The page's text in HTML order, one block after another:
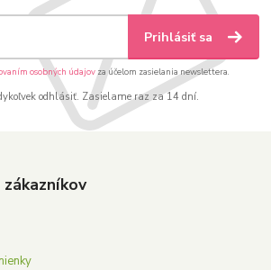
Prihlásiť sa
osobných údajov za účelom zasielania newslettera.
odhlásiť. Zasielame raz za 14 dní.